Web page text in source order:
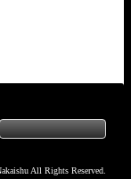
All Rights Reserved.